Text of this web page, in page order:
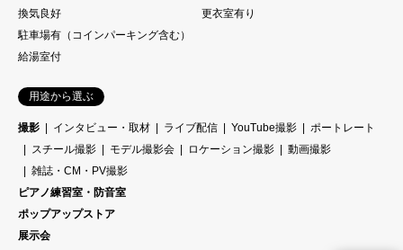
換気良好
更衣室有り
駐車場有（コインパーキング含む）
給湯室付
用途から選ぶ
撮影 インタビュー・取材 ライブ配信 YouTube撮影
ポートレート
スチール撮影
モデル撮影会 ロケーション撮影
動画撮影
雑誌・CM・PV撮影
ピアノ練習室・防音室
ポップアップストア
展示会